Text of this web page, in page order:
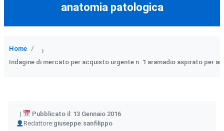
anatomia patologica
Home ›
Indagine di mercato per acquisto urgente n. 1 aramadio aspirato per
Pubblicato il: 13 Gennaio 2016
Redattore:
Author giuseppe.sanfilippo